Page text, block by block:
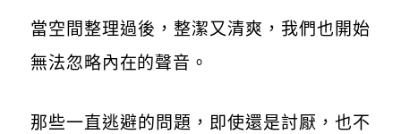
當空間整理過後，整潔又清爽，我們也開始
無法忽略內在的聲音。
那些一直逃避的問題，即使還是討厭，也不